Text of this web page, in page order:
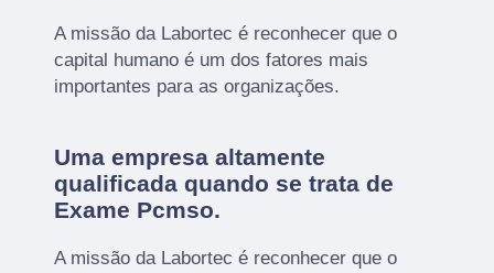
A missão da Labortec é reconhecer que o
capital humano é um dos fatores mais
importantes para as organizações.
Uma empresa altamente
qualificada quando se trata de
Exame Pcmso.
A missão da Labortec é reconhecer que o